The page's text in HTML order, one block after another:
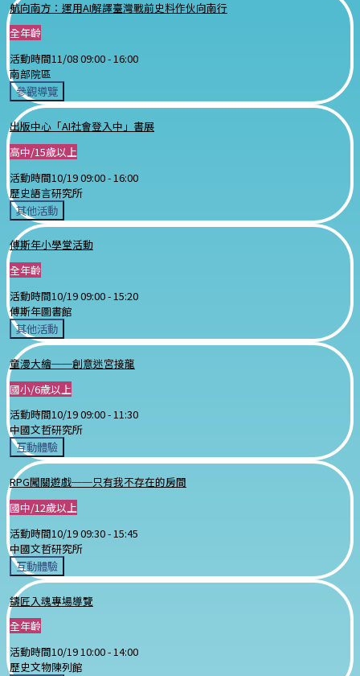
航向南方：運用AI解譯臺灣戰前史料作伙向南行
全年齡
活動時間11/08 09:00 -16:00
南部院區
參觀導覽
出版中心「AI社會登入中」書展
高中/15歲以上
活動時間10/19 09:00 - 16:00
歷史語言研究所
其他活動
傅斯年小學堂活動
全年齡
活動時間10/19 09:00 -15:20
傅斯年圖書館
其他活動
童漫大繪──創意迷宮接龍
國小/6歲以上
活動時間10/19 09:00 -11:30
中國文哲研究所
互動體驗
RPG闖關遊戲──只有我不存在的房間
國中/12歲以上
活動時間10/19 09:30 - 15:45
中國文哲研究所
互動體驗
鑄匠入魂專場導覽
全年齡
活動時間10/19 10:00 -14:00
歷史文物陳列館